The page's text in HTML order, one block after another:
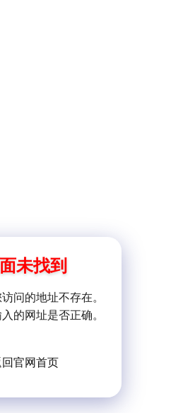
未找到
问的地址不存在。
的网址是否正确。
回官网首页